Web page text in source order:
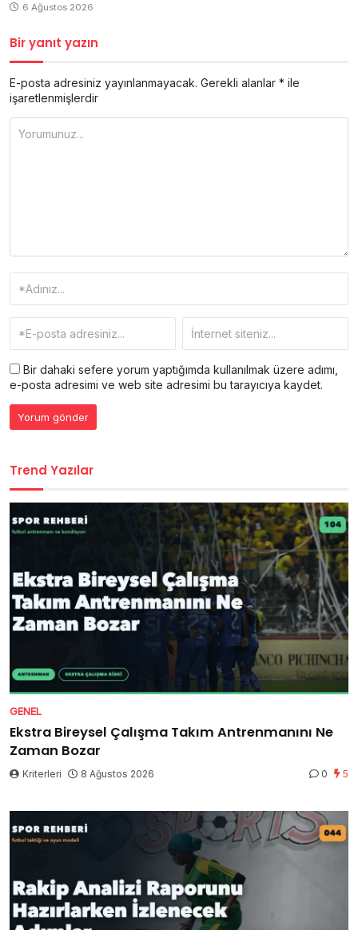
6 Ağustos 2026
Bir yanıt yazın
E-posta adresiniz yayınlanmayacak. Gerekli alanlar * ile
işaretlenmişlerdir
Bir dahaki sefere yorum yaptığımda kullanılmak üzere adımı,
e-posta adresimi ve web site adresimi bu tarayıcıya kaydet.
Trend Yazılar
GENEL
Ekstra Bireysel Çalışma Takım Antrenmanını Ne
Zaman Bozar
Kriterleri 8 Ağustos 2026 0 5